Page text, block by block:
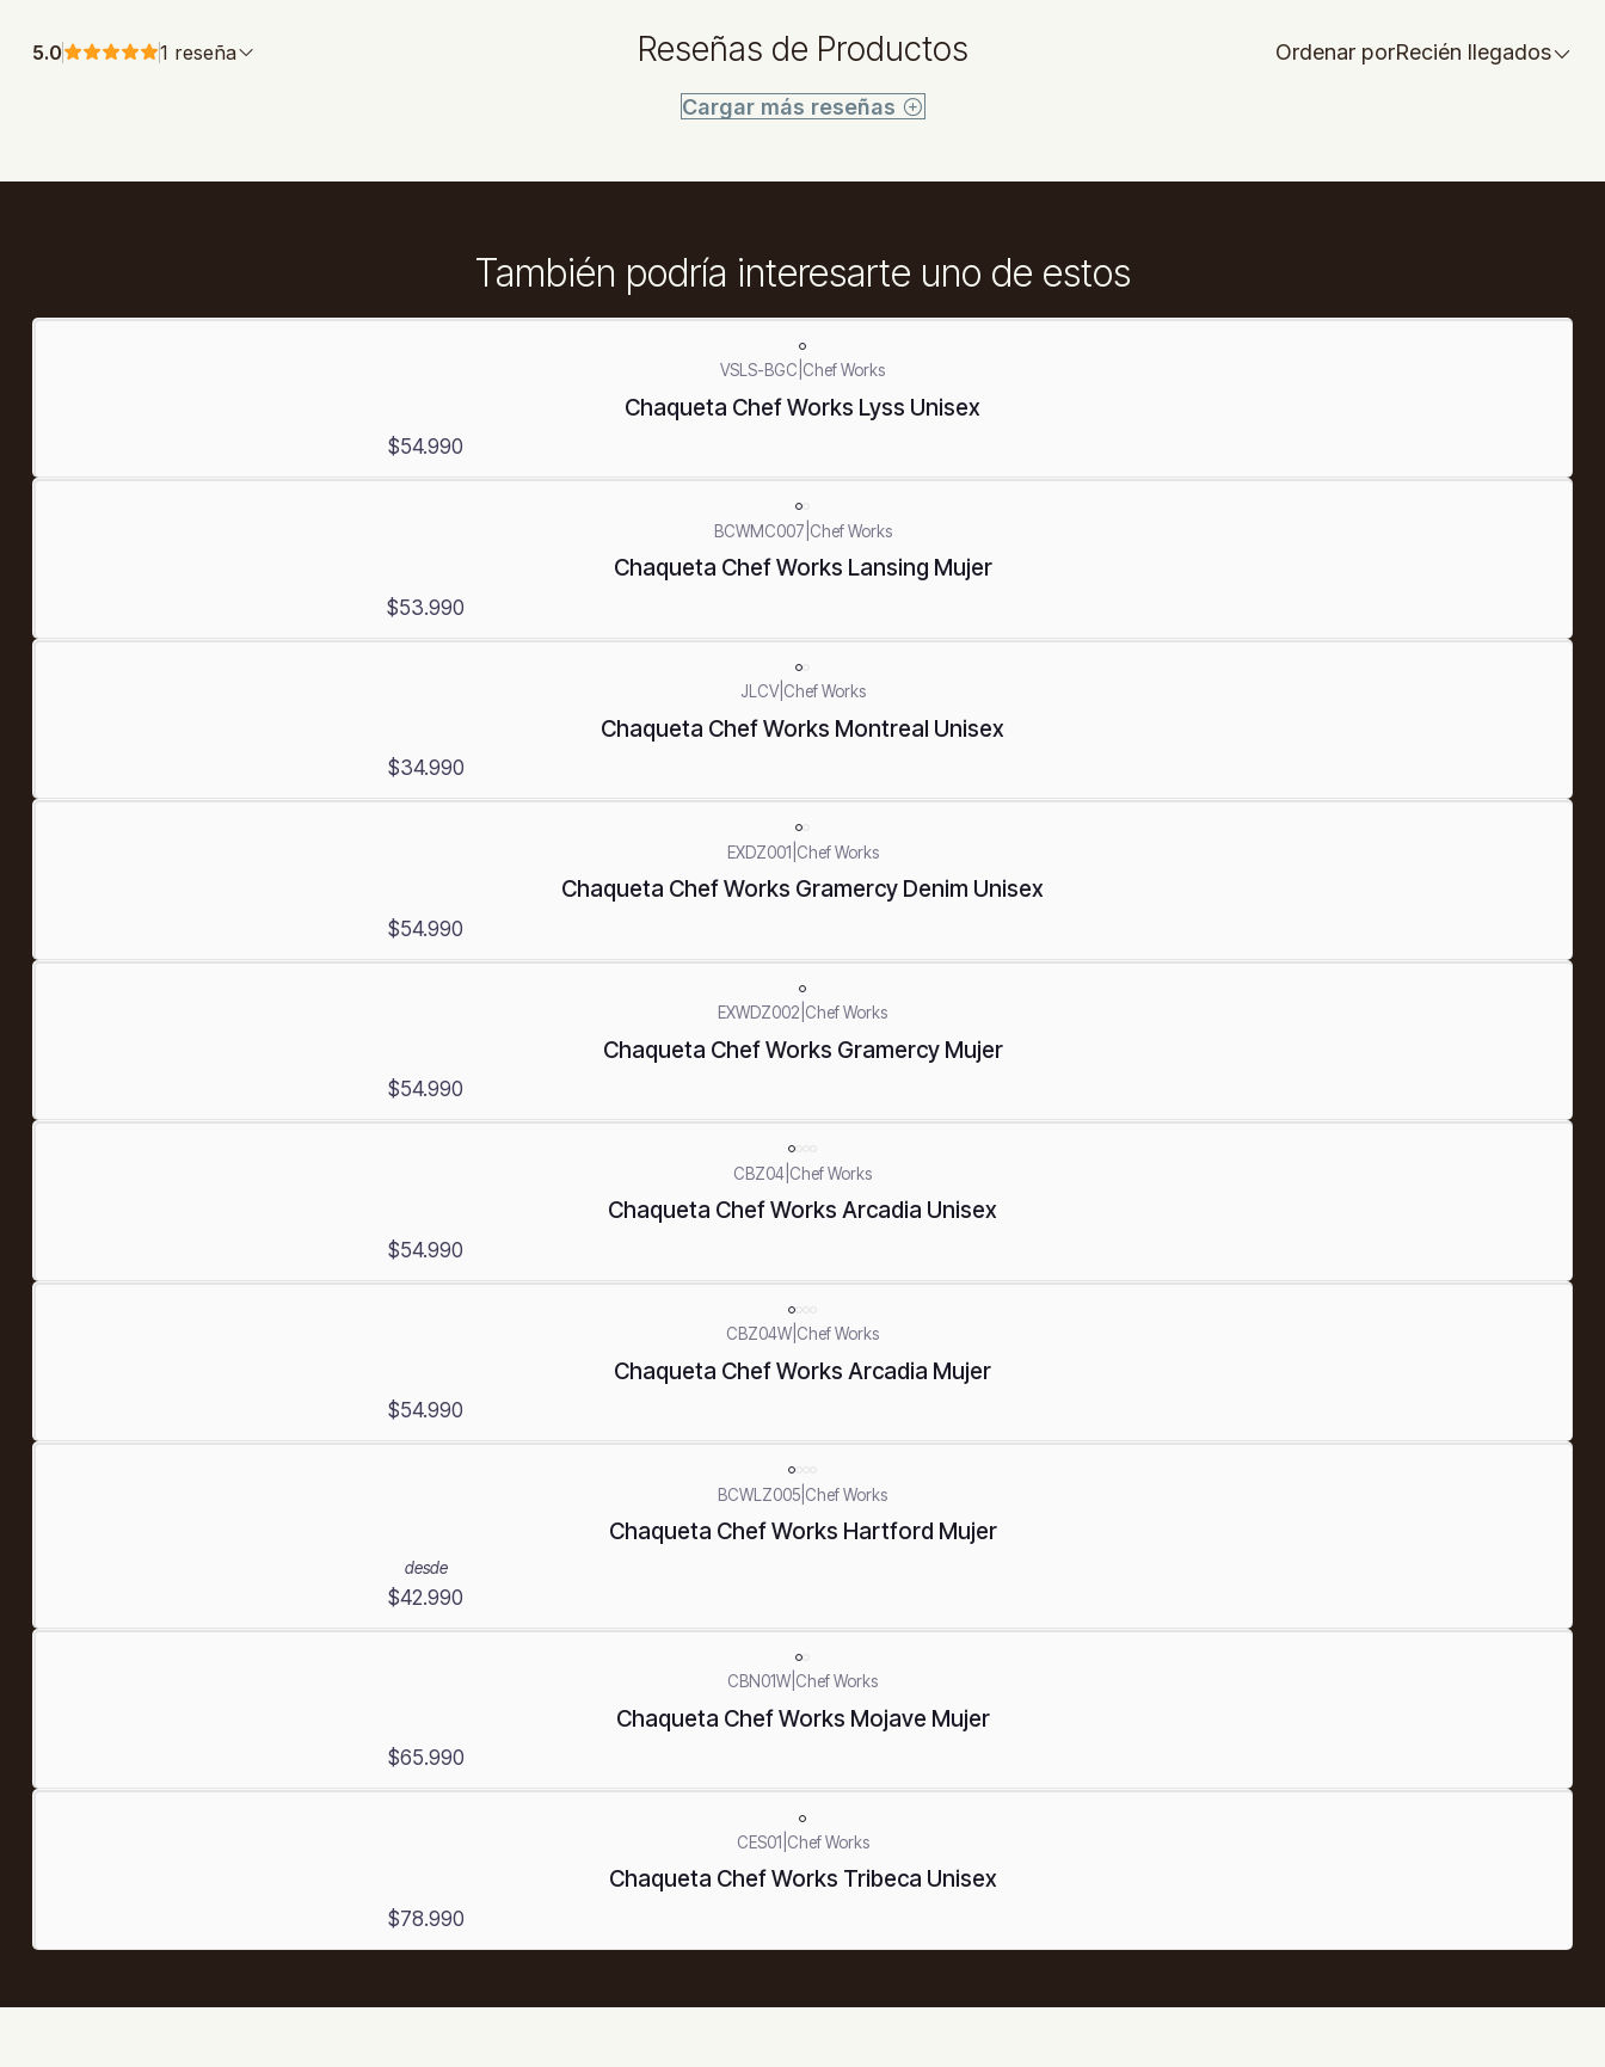
Reseñas de Productos
5.0 1 reseña Ordenar porRecién llegados
Cargar más reseñas
También podría interesarte uno de estos
VSLS-BGC Chef Works
Chaqueta Chef Works Lyss Unisex
$54.990
BCWMC007 Chef Works
Chaqueta Chef Works Lansing Mujer
$53.990
JLCV| Chef Works
Chaqueta Chef Works Montreal Unisex
$34.990
EXDZ001 Chef Works
Chaqueta Chef Works Gramercy Denim Unisex
$54.990
EXWDZ002 Chef Works
Chaqueta Chef Works Gramercy Mujer
$54.990
CBZ04 Chef Works
Chaqueta Chef Works Arcadia Unisex
$54.990
CBZ04W Chef Works
Chaqueta Chef Works Arcadia Mujer
$54.990
BCWLZ005 Chef Works
Chaqueta Chef Works Hartford Mujer
desde
$42.990
CBN01W Chef Works
Chaqueta Chef Works Mojave Mujer
$65.990
CES01 Chef Works
Chaqueta Chef Works Tribeca Unisex
$78.990